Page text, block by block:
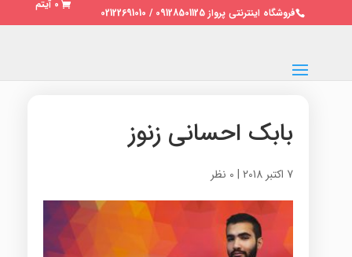
فروشگاه اینترنتی پرواز 09128501125 / 02122691010
0 آیتم
بابک احسانی زنوز
7 اکتبر 2018 | 0 نظر